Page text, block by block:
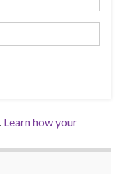
Learn how your